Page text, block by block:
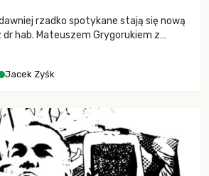
rzadko spotykane stają się nową
hab. Mateuszem Grygorukiem z
Jacek Zyśk